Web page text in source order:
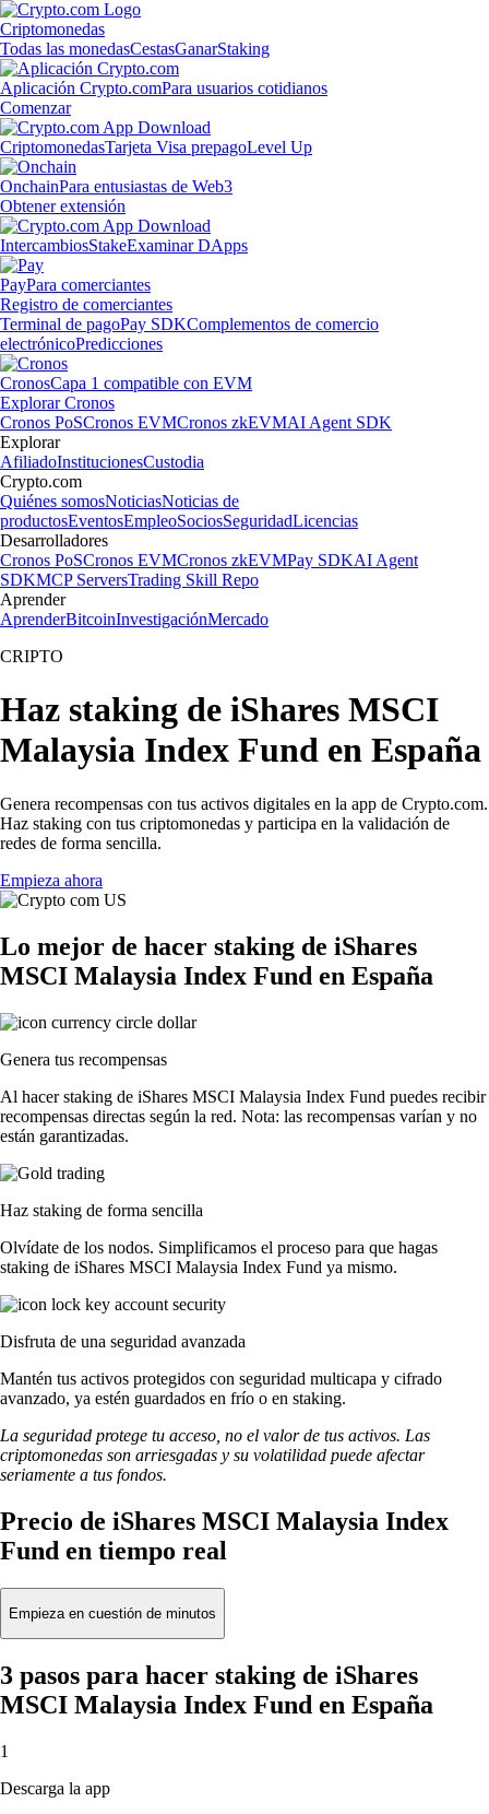
Criptomonedas
Todas las monedasCestasGanarStaking
Aplicación Crypto.comPara usuarios cotidianos
Comenzar
CriptomonedasTarjeta Visa prepagoLevel Up
OnchainPara entusiastas de Web3
Obtener extensión
IntercambiosStakeExaminar DApps
PayPara comerciantes
Registro de comerciantes
Terminal de pagoPay SDKComplementos de comercio
electrónicoPredicciones
CronosCapa 1 compatible con EVM
Explorar Cronos
Cronos PoSCronos EVMCronos zkEVMAI Agent SDK
Explorar
AfiliadoInstitucionesCustodia
Crypto.com
Quiénes somosNoticiasNoticias de
productosEventosEmpleoSociosSeguridadLicencias
Desarrolladores
Cronos PoSCronos EVMCronos zkEVMPay SDKAI Agent
SDKMCP ServersTrading Skill Repo
Aprender
AprenderBitcoinInvestigaciónMercado
CRIPTO
Haz staking de iShares MSCI
Malaysia Index Fund en España
Genera recompensas con tus activos digitales en la app de Crypto.com.
Haz staking con tus criptomonedas y participa en la validación de
redes de forma sencilla.
Empieza ahora
Lo mejor de hacer staking de iShares
MSCI Malaysia Index Fund en España
Genera tus recompensas
Al hacer staking de iShares MSCI Malaysia Index Fund puedes recibir
recompensas directas según la red. Nota: las recompensas varían y no
están garantizadas.
Haz staking de forma sencilla
Olvídate de los nodos. Simplificamos el proceso para que hagas
staking de iShares MSCI Malaysia Index Fund ya mismo.
Disfruta de una seguridad avanzada
Mantén tus activos protegidos con seguridad multicapa y cifrado
avanzado, ya estén guardados en frío o en staking.
La seguridad protege tu acceso, no el valor de tus activos. Las
criptomonedas son arriesgadas y su volatilidad puede afectar
seriamente a tus fondos.
Precio de iShares MSCI Malaysia Index
Fund en tiempo real
Empieza en cuestión de minutos
3 pasos para hacer staking de iShares
MSCI Malaysia Index Fund en España
1
Descarga la app